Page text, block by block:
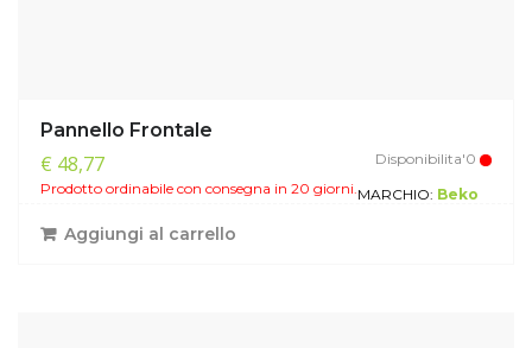
Pannello Frontale
€ 48,77
Disponibilita'0
Prodotto ordinabile con consegna in 20 giorni.MARCHIO: Beko
Aggiungi al carrello